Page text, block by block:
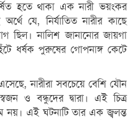
হতে থাকা এক নারী ভয়ংকর
যে, নির্যাতিত নারীর কাছে
ছিল। নালিশ জানানোর জায়গা
ধর্ষক পুরুষের গোপনাঙ্গ কেটে
নারীরা সবচেয়ে বেশি যৌন
ও বন্ধুদের দ্বারা। এই চিত্র
নয়। এই ঘটনাটি তার এক জ্বলন্ত